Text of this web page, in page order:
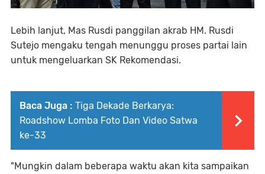
Lebih lanjut, Mas Rusdi panggilan akrab HM. Rusdi
Sutejo mengaku tengah menunggu proses partai lain
untuk mengeluarkan SK Rekomendasi.
Baca Juga : Tiga Dekade Berkarya:
Roadshow Lomba Foto Dan Video Satwa
ke-33
"Mungkin dalam beberapa waktu akan kita sampaikan